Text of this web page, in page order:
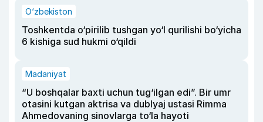
O‘zbekiston
Toshkentda o‘pirilib tushgan yo‘l qurilishi bo‘yicha
6 kishiga sud hukmi o‘qildi
Madaniyat
“U boshqalar baxti uchun tug‘ilgan edi”. Bir umr
otasini kutgan aktrisa va dublyaj ustasi Rimma
Ahmedovaning sinovlarga to‘la hayoti